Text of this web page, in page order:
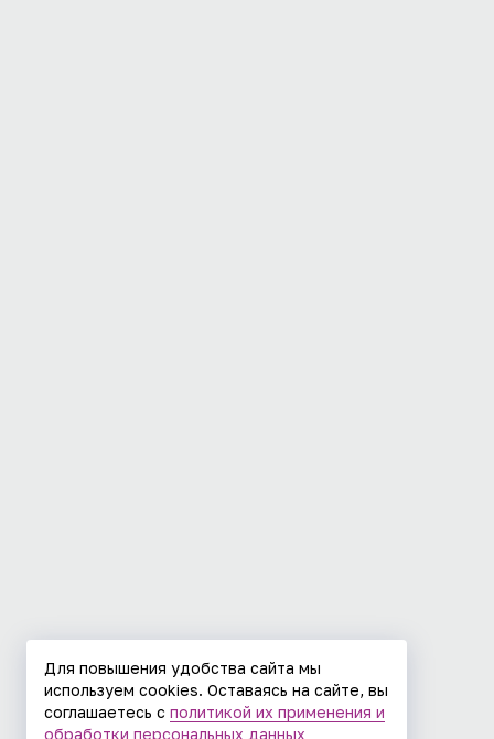
Для повышения удобства сайта мы
используем cookies. Оставаясь на сайте, вы
соглашаетесь с политикой их применения и
обработки персональных данных